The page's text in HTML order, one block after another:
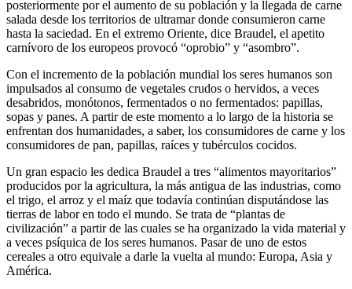
posteriormente por el aumento de su población y la llegada de carne
salada desde los territorios de ultramar donde consumieron carne
hasta la saciedad. En el extremo Oriente, dice Braudel, el apetito
carnívoro de los europeos provocó “oprobio” y “asombro”.
Con el incremento de la población mundial los seres humanos son
impulsados al consumo de vegetales crudos o hervidos, a veces
desabridos, monótonos, fermentados o no fermentados: papillas,
sopas y panes. A partir de este momento a lo largo de la historia se
enfrentan dos humanidades, a saber, los consumidores de carne y los
consumidores de pan, papillas, raíces y tubérculos cocidos.
Un gran espacio les dedica Braudel a tres “alimentos mayoritarios”
producidos por la agricultura, la más antigua de las industrias, como
el trigo, el arroz y el maíz que todavía continúan disputándose las
tierras de labor en todo el mundo. Se trata de “plantas de
civilización” a partir de las cuales se ha organizado la vida material y
a veces psíquica de los seres humanos. Pasar de uno de estos
cereales a otro equivale a darle la vuelta al mundo: Europa, Asia y
América.